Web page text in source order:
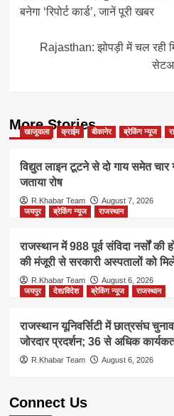
बनेगा ‘रिपोर्ट कार्ड’, जानें पूरी खबर
Rajasthan: झोपड़ी में चल रही
More Stories
खाजूवाला क्राईम बीकानेर ब्रेकिंग न्यूज
विद्युत लाइन टूटने से दो गाय समेत चार
जताया रोष
R.Khabar Team
August 7, 2026
जयपुर
ब्रेकिंग न्यूज राजस्थान
राजस्थान में 988 पूर्व संविदा नर्सों की
की मंजूरी से सरकारी अस्पतालों को
R.Khabar Team
August 6, 2026
जयपुर
देश/विदेश ब्रेकिंग न्यूज राजस्थान
राजस्थान यूनिवर्सिटी में छात्रसंघ
जोरदार प्रदर्शन; 36 से अधिक
R.Khabar Team August 6, 2026
Connect Us